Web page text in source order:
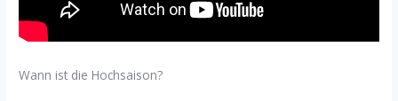
Wann ist die Hochsaison?